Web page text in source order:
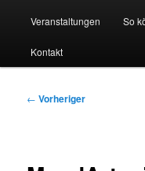
Veranstaltungen So
Kontakt
Beitragsnavigation
← Vorheriger